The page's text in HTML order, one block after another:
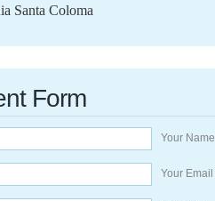
Santa Coloma
Form
Your
Your Email